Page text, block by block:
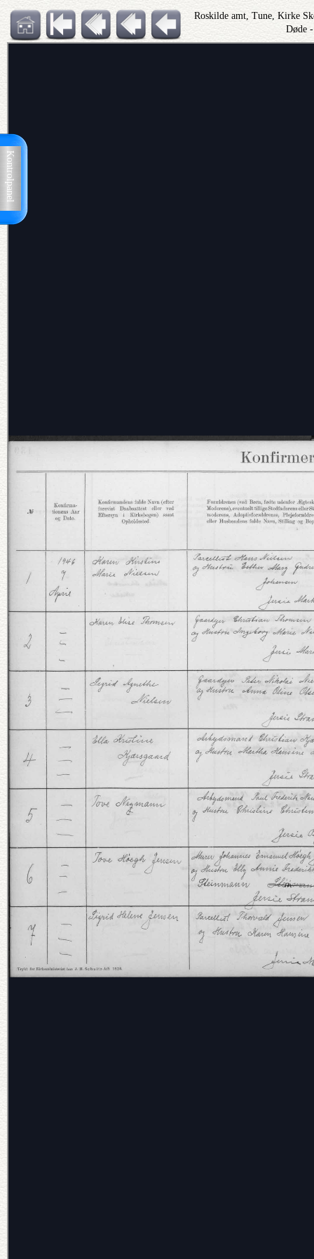
Kontrolpanel
Roskilde amt, Tune, Kirke
Døde